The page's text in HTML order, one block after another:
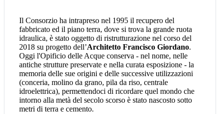
Il Consorzio ha intrapreso nel 1995 il recupero del
fabbricato ed il piano terra, dove si trova la grande ruota
idraulica, è stato oggetto di ristrutturazione nel corso del
2018 su progetto dell’Architetto Francisco Giordano.
Oggi l'Opificio delle Acque conserva - nel nome, nelle
antiche strutture preservate e nella curata esposizione - la
memoria delle sue origini e delle successive utilizzazioni
(conceria, molino da grano, pila da riso, centrale
idroelettrica), permettendoci di ricordare quel mondo che
intorno alla metà del secolo scorso è stato nascosto sotto
metri di terra e cemento.